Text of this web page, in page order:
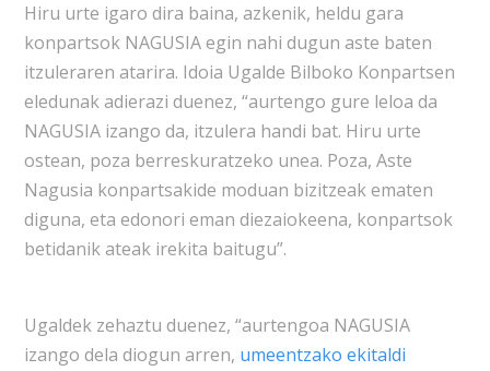
Hiru urte igaro dira baina, azkenik, heldu gara
konpartsok NAGUSIA egin nahi dugun aste baten
itzuleraren atarira. Idoia Ugalde Bilboko Konpartsen
eledunak adierazi duenez, “aurtengo gure leloa da
NAGUSIA izango da, itzulera handi bat. Hiru urte
ostean, poza berreskuratzeko unea. Poza, Aste
Nagusia konpartsakide moduan bizitzeak ematen
diguna, eta edonori eman diezaiokeena, konpartsok
betidanik ateak irekita baitugu”.
Ugaldek zehaztu duenez, “aurtengoa NAGUSIA
izango dela diogun arren, umeentzako ekitaldi